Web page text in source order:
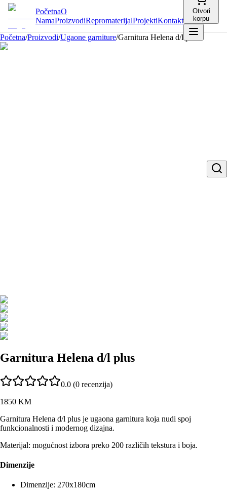
PočetnaO
NamaProizvodiRepromaterijalProjektiKontakt
Otvori
korpu
Početna/Proizvodi/Ugaone garniture/Garnitura Helena d/l plus
Garnitura Helena d/l plus
0.0 (0 recenzija)
1850 KM
Garnitura Helena d/l plus je ugaona garnitura koja nudi spoj
funkcionalnosti i modernog dizajna.
Materijal: mogućnost izbora preko 200 različih tekstura i boja.
Dimenzije
Dimenzije: 270x180cm